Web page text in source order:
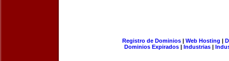
Registro de Dominios| Web Hosting |
Dominios Expirados | Industrias |